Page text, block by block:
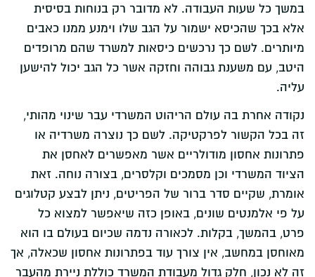
במשך כל שעות העבודה. לא מדובר רק בנוחות בסיסית
אלא בכך שהכיסא ישמור על הגב שלו וימנע ממנו כאבים
מיותרים. לשם כך נרכשים כיסאות למשרד שהם מרופדים
היטב, עם משענת גבוהה וחזקה אשר כל הגב יכול להישען
עליה.
נקודה אחרת בה עולם הריהוט המשרדי עבר שינוי מהותי,
זה בכל הקשור לפרקטיקה. לשם כך נוצרה משרדיה או
פתרונות אחסון מודולריים אשר מאפשרים לאחסן את
הציוד המשרדי וכן מסמכים וקלסרים, בצורה נוחה. זאת
אומרת, שקיים סדר ברור של הפריטים, ניתן לבצע קטלוגים
על פי אלמנטים שונים, באופן כזה שיאפשר למצוא כל
פרט, בהמשך, בקלות. לכאורה נדמה שכיום בעולם בו הוא
מאוחסן במחשב, אין צורך עוד בפתרונות אחסון שכאלה, אך
זה לא נכון, חלק גדול מעבודת המשרד כוללת ניירת מהעבר